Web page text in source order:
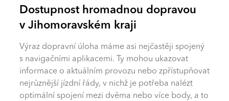
Dostupnost hromadnou dopravou
v Jihomoravském kraji
Výraz dopravní úloha máme asi nejčastěji spojený
s navigačními aplikacemi. Ty mohou ukazovat
informace o aktuálním provozu nebo zpřístupňovat
nejrůznější jízdní řády, v nichž je potřeba nalézt
optimální spojení mezi dvěma nebo více body, a to